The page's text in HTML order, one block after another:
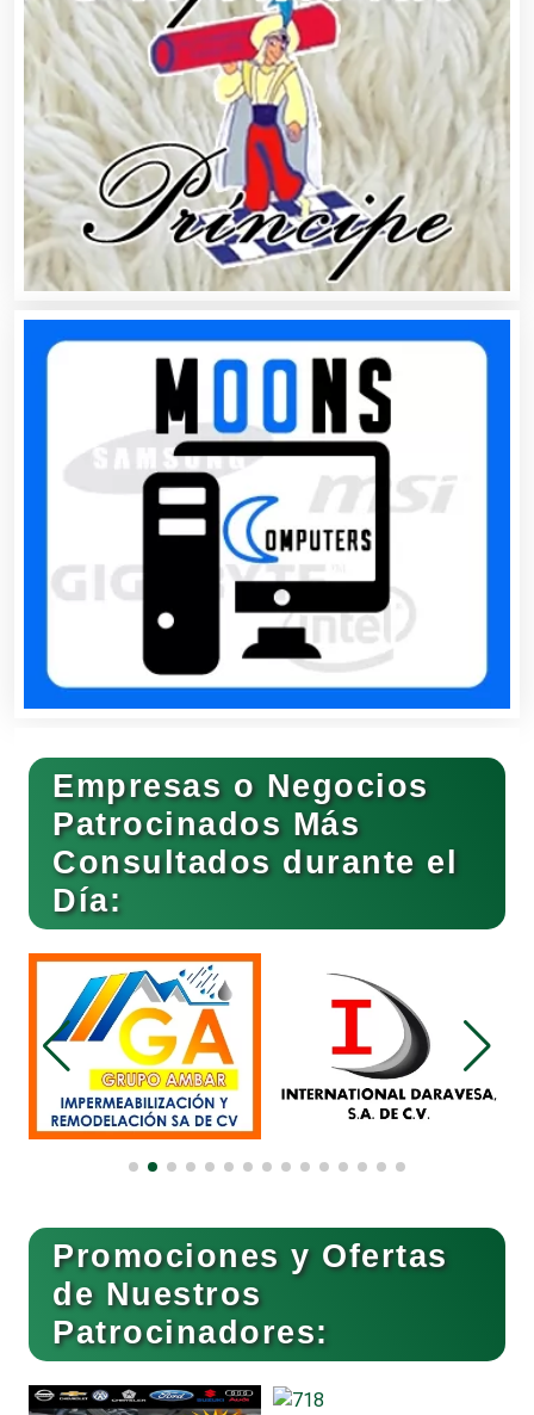
Centros de Espectáculos
Centros de Nutrición
Centros Turísticos
Cerrajerías
Cibercafés
Clínicas de Belleza
Clínicas de Rehabilitación
Clínicas y Hospitales
Clubes Deportivos
Cocinas Integrales
Combustibles y Lubricantes
Compresores de aire
Computadoras
Conferencias Empresariales
Construcciones en General
Empresas o Negocios
Patrocinados Más
Consultados durante el
Día:
Promociones y Ofertas
de Nuestros
Patrocinadores: